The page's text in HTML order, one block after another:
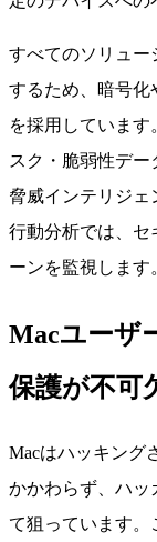
すべてのソリュー
するため、暗号化
を採用しています
スク・脆弱性デ
脅威インテリジェ
行動分析では、セ
ーンを監視します
Macユーザ
保護が不可
Macはハッキング
かかわらず、ハッ
て狙っています。